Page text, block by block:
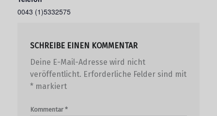
0043 (1)5332575
SCHREIBE EINEN KOMMENTAR
Deine E-Mail-Adresse wird nicht
veröffentlicht. Erforderliche Felder sind mit
*markiert
Kommentar *